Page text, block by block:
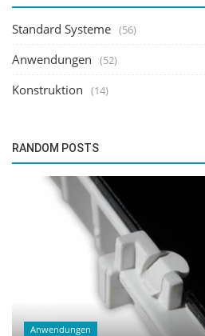
Standard Systeme (56)
Anwendungen (52)
Konstruktion (14)
RANDOM POSTS
Anwendungen